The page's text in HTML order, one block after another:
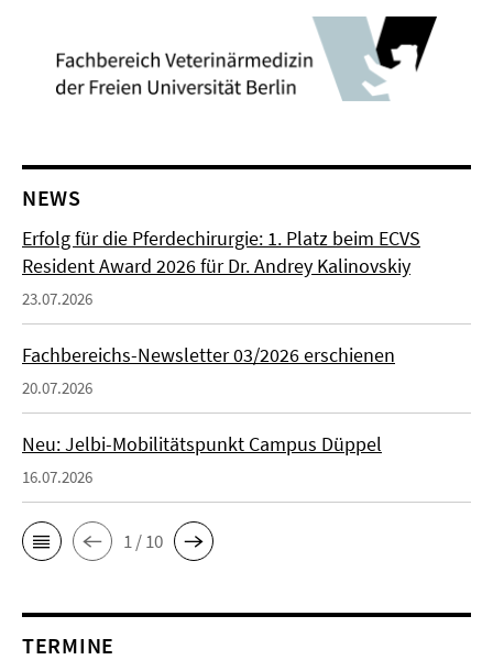
NEWS
Erfolg für die Pferdechirurgie: 1. Platz beim ECVS
Resident Award 2026 für Dr. Andrey Kalinovskiy
23.07.2026
Fachbereichs-Newsletter 03/2026 erschienen
20.07.2026
Neu: Jelbi-Mobilitätspunkt Campus Düppel
16.07.2026
1 / 10
TERMINE